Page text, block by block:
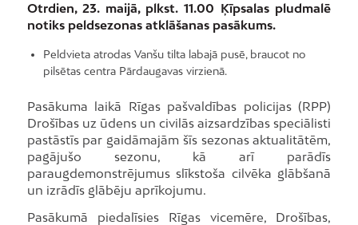
Otrdien, 23. maijā, plkst. 11.00 Ķīpsalas pludmalē
notiks peldsezonas atklāšanas pasākums.
Peldvieta atrodas Vanšu tilta labajā pusē, braucot no
pilsētas centra Pārdaugavas virzienā.
Pasākuma laikā Rīgas pašvaldības policijas (RPP)
Drošības uz ūdens un civilās aizsardzības speciālisti
pastāstīs par gaidāmajām šīs sezonas aktualitātēm,
pagājušo sezonu, kā arī parādīs
paraugdemonstrējumus slīkstoša cilvēka glābšanā
un izrādīs glābēju aprīkojumu.
Pasākumā piedalīsies Rīgas vicemēre, Drošības,